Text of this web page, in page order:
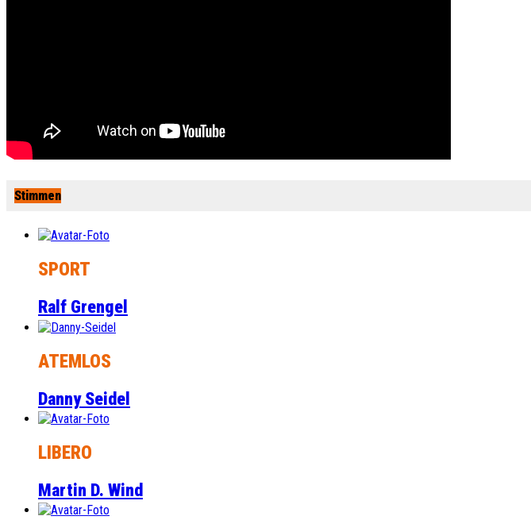
Stimmen
SPORT
Ralf Grengel
ATEMLOS
Danny Seidel
LIBERO
Martin D. Wind